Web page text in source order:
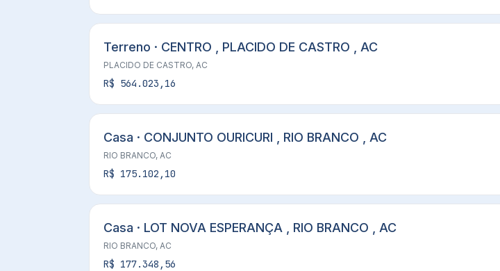
Terreno · CENTRO , PLACIDO DE CASTRO , AC
PLACIDO DE CASTRO, AC
R$ 564.023,16
Casa · CONJUNTO OURICURI , RIO BRANCO , AC
RIO BRANCO, AC
R$ 175.102,10
Casa · LOT NOVA ESPERANÇA , RIO BRANCO , AC
RIO BRANCO, AC
R$ 177.348,56